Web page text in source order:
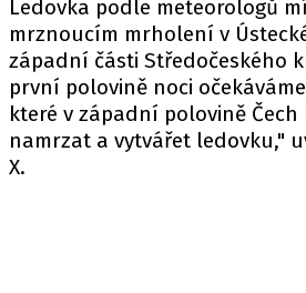
Ledovka podle meteorologů
mrznoucím mrholení v
západní části Středočeského
první polovině noci
které v západní polovině
namrzat a vytvářet ledovku,"
X.